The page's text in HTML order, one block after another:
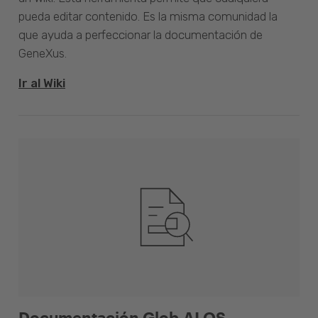
pueda editar contenido. Es la misma comunidad la
que ayuda a perfeccionar la documentación de
GeneXus.
Ir al Wiki